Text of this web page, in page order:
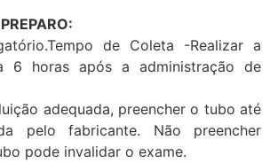
de Coleta -Realizar a
6 horas após a administração de
adequada, preencher o tubo até
pelo fabricante. Não preencher
pode invalidar o exame.